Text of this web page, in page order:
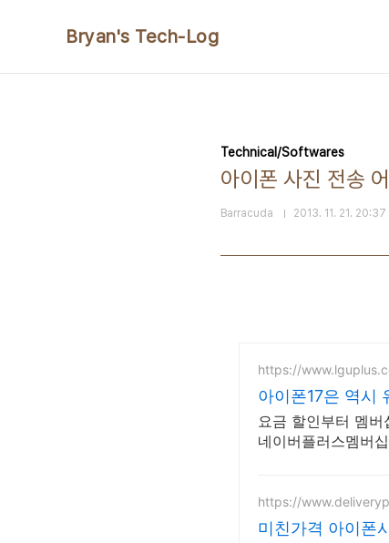
Bryan's Tech-Log
Technical/Softwares
아이폰 사진 전송
Barracuda 2013. 11. 21. 20:37
https://
아이폰17은 역시
요금 할인부터 멤
네이버플러스멤버
https://
미친가격 아이폰